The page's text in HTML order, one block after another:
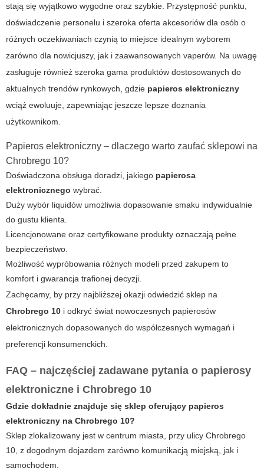
stają się wyjątkowo wygodne oraz szybkie. Przystępność punktu,
doświadczenie personelu i szeroka oferta akcesoriów dla osób o
różnych oczekiwaniach czynią to miejsce idealnym wyborem
zarówno dla nowicjuszy, jak i zaawansowanych vaperów. Na uwagę
zasługuje również szeroka gama produktów dostosowanych do
aktualnych trendów rynkowych, gdzie papieros elektroniczny
wciąż ewoluuje, zapewniając jeszcze lepsze doznania
użytkownikom.
Papieros elektroniczny – dlaczego warto zaufać sklepowi na
Chrobrego 10?
Doświadczona obsługa doradzi, jakiego papierosa
elektronicznego wybrać.
Duży wybór liquidów umożliwia dopasowanie smaku indywidualnie
do gustu klienta.
Licencjonowane oraz certyfikowane produkty oznaczają pełne
bezpieczeństwo.
Możliwość wypróbowania różnych modeli przed zakupem to
komfort i gwarancja trafionej decyzji.
Zachęcamy, by przy najbliższej okazji odwiedzić sklep na
Chrobrego 10 i odkryć świat nowoczesnych papierosów
elektronicznych dopasowanych do współczesnych wymagań i
preferencji konsumenckich.
FAQ – najczęściej zadawane pytania o papierosy
elektroniczne i Chrobrego 10
Gdzie dokładnie znajduje się sklep oferujący papieros
elektroniczny na Chrobrego 10?
Sklep zlokalizowany jest w centrum miasta, przy ulicy Chrobrego
10, z dogodnym dojazdem zarówno komunikacją miejską, jak i
samochodem.